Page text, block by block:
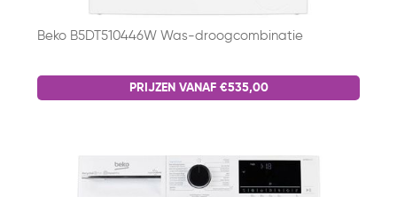
Beko B5DT510446W Was-droogcombinatie
PRIJZEN VANAF €535,00